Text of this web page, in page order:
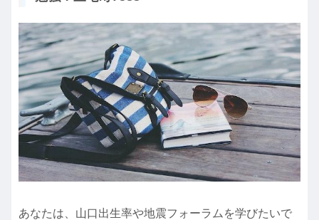
あなたは、山口出生率や地震フォーラムを学びたいで